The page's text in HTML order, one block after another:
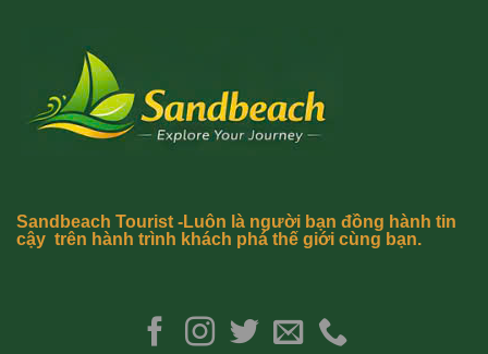
Sandbeach Tourist -Luôn là người bạn đồng hành tin
cậy trên hành trình khách phá thế giới cùng bạn.